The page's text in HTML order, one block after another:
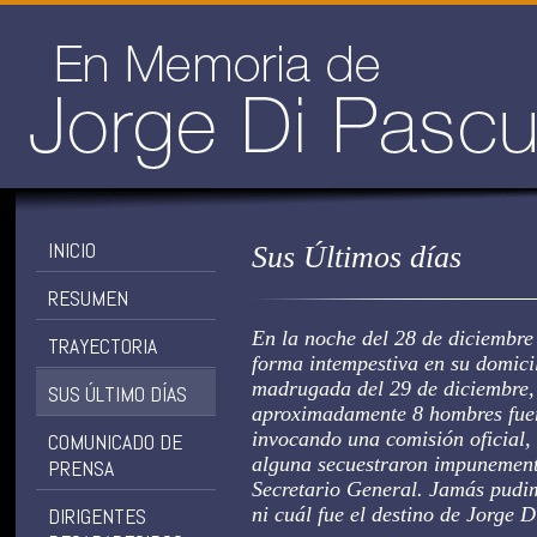
INICIO
RESUMEN
TRAYECTORIA
SUS ÚLTIMO DÍAS
COMUNICADO DE
PRENSA
DIRIGENTES
Sus Últimos días
En la noche del 28 de
forma intempestiva en su
madrugada del 29 de
aproximadamente 8 hombres
invocando una comisión
alguna secuestraron
Secretario General. Jamás
ni cuál fue el destino de Jorge